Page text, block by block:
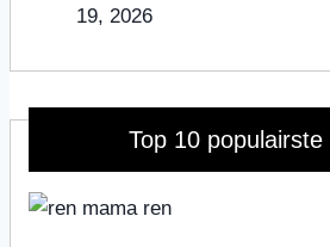
19, 2026
Top 10 populairste